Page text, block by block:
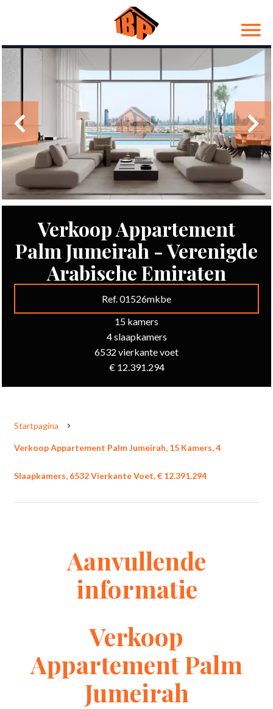
Verkoop Appartement
Palm Jumeirah - Verenigde
Arabische Emiraten
Ref. 01526mkbe
15 kamers
4 slaapkamers
6532 vierkante voet
€ 12.391.294
Startpagina
Verkoop Appartement Palm Jumeirah, 15 Kamers, 4
Slaapkamers, 6532 Vierkante Voet, € 12.391.294
Aanvullende
informatie
Verkoop
Appartement Palm
Jumeirah